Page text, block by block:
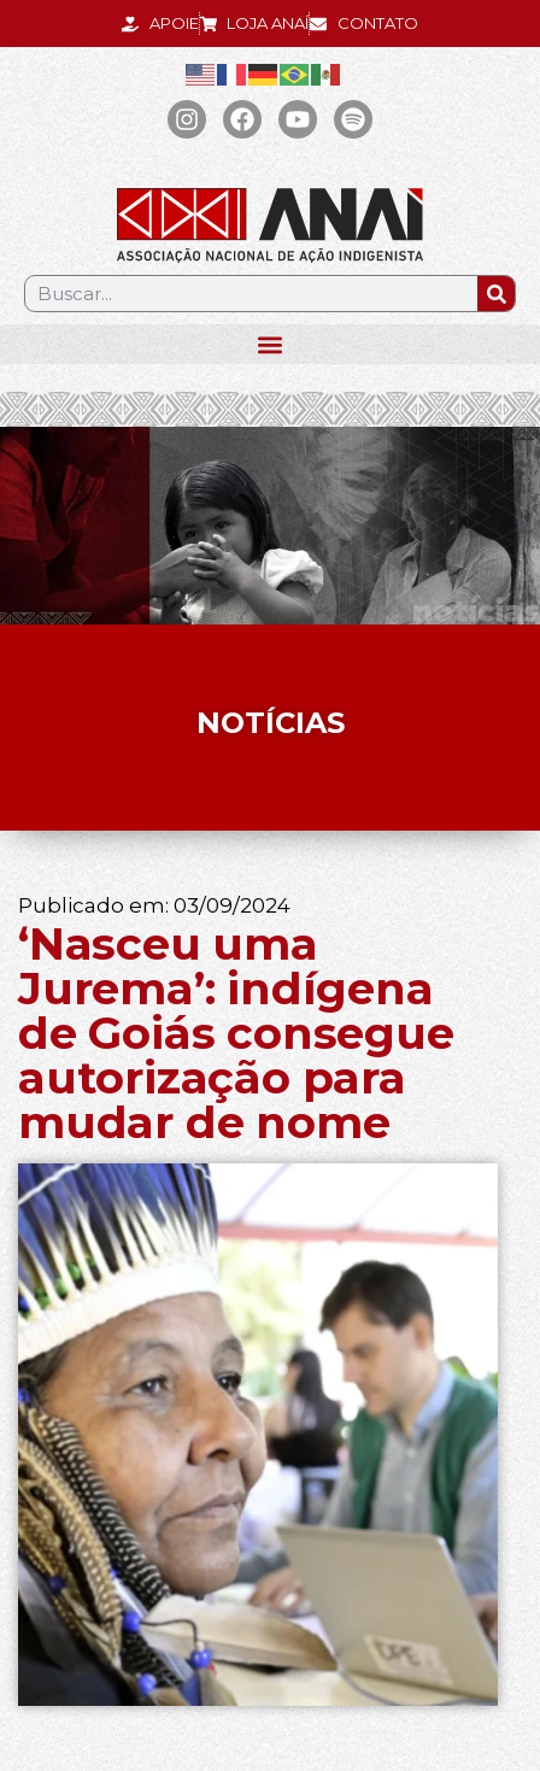
APOIE LOJA ANAÍ CONTATO
.
NOTÍCIAS
Publicado em: 03/09/2024
‘Nasceu uma
Jurema’: indígena
de Goiás consegue
autorização para
mudar de nome